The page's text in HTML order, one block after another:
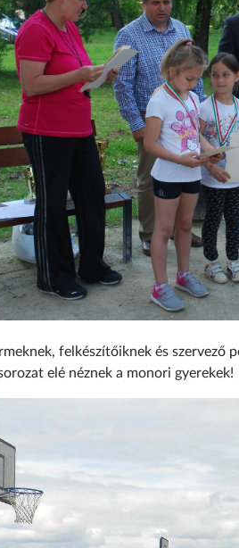
felkészítőiknek és szervező
elé néznek a monori gyerekek!